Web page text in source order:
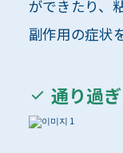
ができたり、
副作用の症状
通り過